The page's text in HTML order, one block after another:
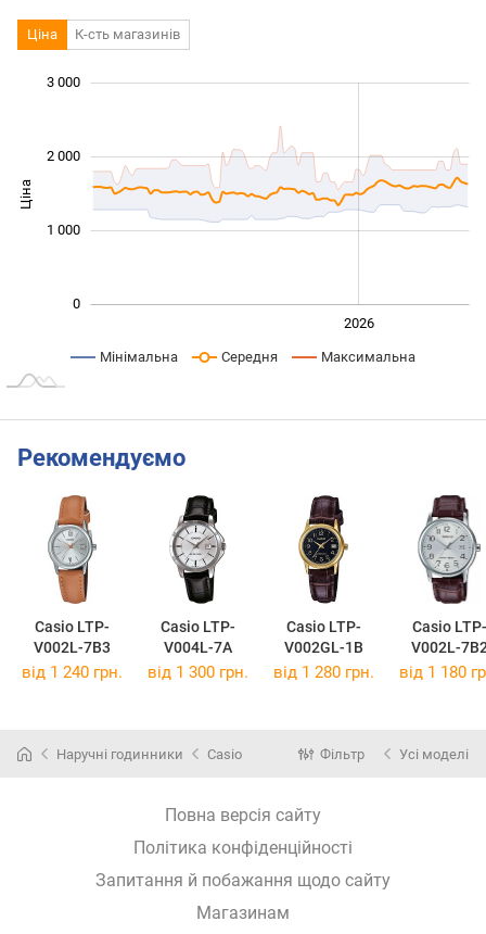
Ціна К-сть магазинів
Ціна
0
1 000
2 000
3 000
2026
Мінімальна Середня Максимальна
Рекомендуємо
Casio LTP-
V002L-7B3
Casio LTP-
V004L-7A
Casio LTP-
V002GL-1B
Casio LTP-
V002L-
від 1 240 грн. від 1 300 грн. від 1 280 грн. від 1 180
Наручні годинники Casio Фільтр Усі моделі
Повна версія сайту
Політика конфіденційності
Запитання й побажання щодо сайту
Магазинам